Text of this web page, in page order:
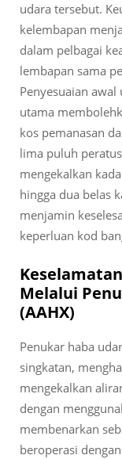
udara tersebut.
kelembapan
dalam pelbagai
lembapan sama
Penyesuaian
utama
kos pemanasan
lima puluh
mengekalkan
hingga dua belas
menjamin
keperluan kod
Melalui
(AAHX)
Penukar haba
singkatan,
mengekalkan
dengan
membenarkan
beroperasi